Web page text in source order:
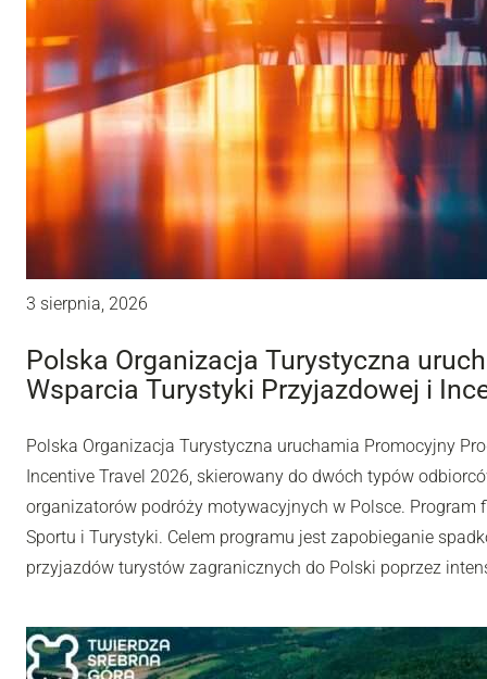
3 sierpnia, 2026
Polska Organizacja Turystyczna
Wsparcia Turystyki Przyjazdowej i
Polska Organizacja Turystyczna uruchamia Promocyjny
Incentive Travel 2026, skierowany do dwóch typów
organizatorów podróży motywacyjnych w Polsce.
Sportu i Turystyki. Celem programu jest zapobieganie
przyjazdów turystów zagranicznych do Polski poprzez